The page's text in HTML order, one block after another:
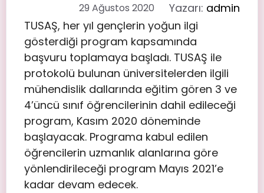
29 Ağustos 2020 Yazarı: admin
TUSAŞ, her yıl gençlerin yoğun ilgi
gösterdiği program kapsamında
başvuru toplamaya başladı. TUSAŞ ile
protokolü bulunan üniversitelerden ilgili
mühendislik dallarında eğitim gören 3 ve
4’üncü sınıf öğrencilerinin dahil edileceği
program, Kasım 2020 döneminde
başlayacak. Programa kabul edilen
öğrencilerin uzmanlık alanlarına göre
yönlendirileceği program Mayıs 2021’e
kadar devam edecek.